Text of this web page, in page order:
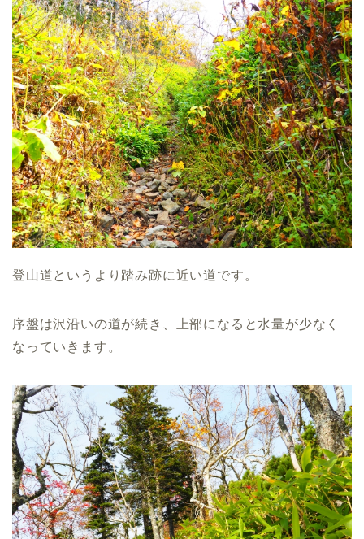
登山道というより踏み跡に近い道です。
序盤は沢沿いの道が続き、上部になると水量が少なく
なっていきます。